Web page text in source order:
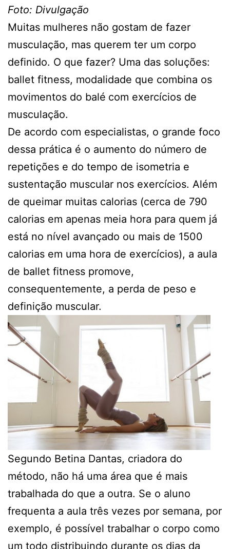
Foto: Divulgação
Muitas mulheres não gostam de fazer
musculação, mas querem ter um corpo
definido. O que fazer? Uma das soluções:
ballet fitness, modalidade que combina os
movimentos do balé com exercícios de
musculação.
De acordo com especialistas, o grande foco
dessa prática é o aumento do número de
repetições e do tempo de isometria e
sustentação muscular nos exercícios. Além
de queimar muitas calorias (cerca de 790
calorias em apenas meia hora para quem já
está no nível avançado ou mais de 1500
calorias em uma hora de exercícios), a aula
de ballet fitness promove,
consequentemente, a perda de peso e
definição muscular.
Segundo Betina Dantas, criadora do
método, não há uma área que é mais
trabalhada do que a outra. Se o aluno
frequenta a aula três vezes por semana, por
exemplo, é possível trabalhar o corpo como
um todo distribuindo durante os dias da